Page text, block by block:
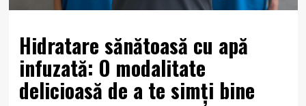
Hidratare sănătoasă cu apă
infuzată: O modalitate
delicioasă de a te simți bine